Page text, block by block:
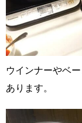
ウインナーやベ
あります。